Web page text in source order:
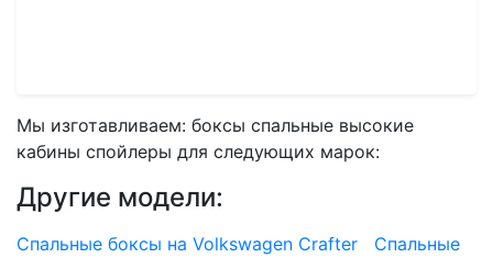
Мы изготавливаем: боксы спальные высокие
кабины спойлеры для следующих марок:
Другие модели:
Спальные боксы на Volkswagen Crafter
Спальные